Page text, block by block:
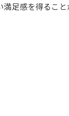
足感を得るこ